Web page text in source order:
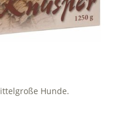
Hunde.